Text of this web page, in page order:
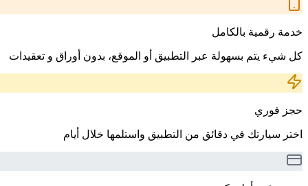
خدمة رقمية بالكامل
كل شيء يتم بسهولة عبر التطبيق أو الموقع، بدون أوراق و تعقيدات
حجز فوري
اختر سيارتك في دقائق من التطبيق واستلمها خلال أيام